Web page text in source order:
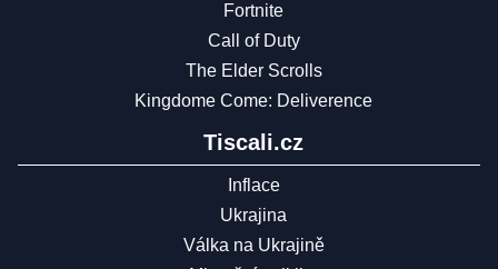
Fortnite
Call of Duty
The Elder Scrolls
Kingdome Come: Deliverence
Tiscali.cz
Inflace
Ukrajina
Válka na Ukrajině